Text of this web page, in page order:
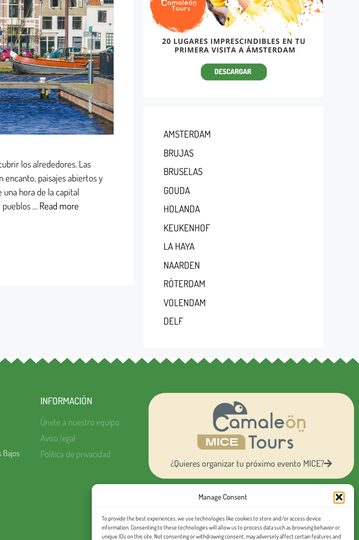
Manage Consent
To provide the best experiences, we use technologies like cookies to store and/or access device
information. Consenting to these technologies will allow us to process data such as browsing behavior or
unique IDs on this site. Not consenting or withdrawing consent, may adversely affect certain features and
los alrededores. Las
paisajes abiertos y
hora de la capital
… Read more
AMSTERDAM
BRUJAS
BRUSELAS
GOUDA
HOLANDA
KEUKENHOF
LA HAYA
NAARDEN
RÓTERDAM
VOLENDAM
DELF
Bajos
INFORMACIÓN
Únete a nuestro equipo
Aviso legal
Política de privacidad
¿Quieres organizar tu próximo evento MICE?
Conoce nuestras
excursiones en español